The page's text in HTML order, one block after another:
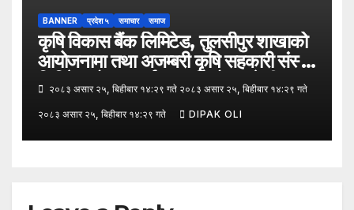
BANNER प्रदेश ५ समाचार समाज
कृषि विकास बैंक लिमिटेड, तुलसीपुर शाखाको
आयोजनामा तथा अजम्बरी कृषि सहकारी संस्था
लिमिटेडको सहकार्यमा “कृषिको समावेशी
रूपान्तरणका लागि मूल्य शृङ्खला (VITA)
कार्यक्रम अन्तर्गत तरकारी उत्पादक किसान र
व्यापारीबीच व्यवसाय विस्तार सम्बन्धी
२०८३ असार २५, बिहीबार १४:२९ गते २०८३ असार २५, बिहीबार १४:२९ गते
२०८३ असार २५, बिहीबार १४:२९ गते DIPAK OLI